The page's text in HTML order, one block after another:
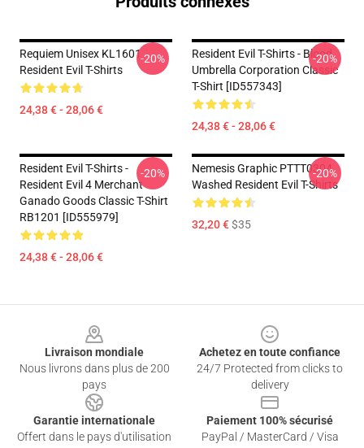
Requiem Unisex KL1601
Resident Evil T-Shirts
24,38 € - 28,06 €
-20%
Resident Evil T-Shirts - Blood
Umbrella Corporation Classic
T-Shirt [ID557343]
24,38 € - 28,06 €
-20%
Resident Evil T-Shirts -
Resident Evil 4 Merchant
Ganado Goods Classic T-Shirt
RB1201 [ID555979]
24,38 € - 28,06 €
-20%
Nemesis Graphic PTTT0304
Washed Resident Evil T-Shirts
32,20 €$35
-20%
Livraison mondiale
Nous livrons dans plus de 200
pays
Achetez en toute confiance
24/7 Protected from clicks to
delivery
Garantie internationale
Offert dans le pays d'utilisation
Paiement 100% sécurisé
PayPal / MasterCard / Visa